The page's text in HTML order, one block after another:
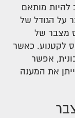
להיות מותאם
על הגודל של
מצבר של
לקטנוע. כאשר
אפשר
את המענה